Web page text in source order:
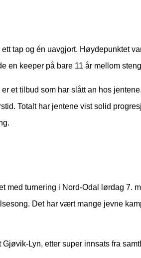
tap og én uavgjort. Høydepunktet
en keeper på bare 11 år mellom
et tilbud som har slått an hos
Totalt har jentene vist solid
med turnering i Nord-Odal lørdag 7.
Det har vært mange jevne
Lyn, etter super innsats fra